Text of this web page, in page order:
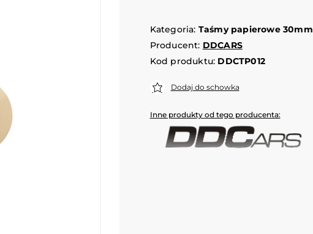
Kategoria: Taśmy papierowe 30mm
Producent: DDCARS
Kod produktu: DDCTP012
Dodaj do schowka
Inne produkty od tego producenta: